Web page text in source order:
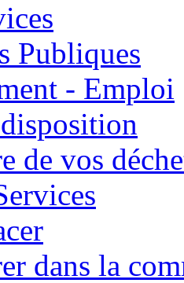
Publiques
- Emploi
de vos
dans la